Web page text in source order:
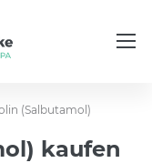
(Salbutamol)
kaufen